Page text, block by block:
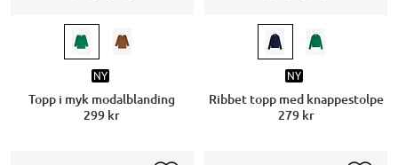
NY
Topp i myk modalblanding
299 kr
NY
Ribbet topp med knappestolpe
279 kr